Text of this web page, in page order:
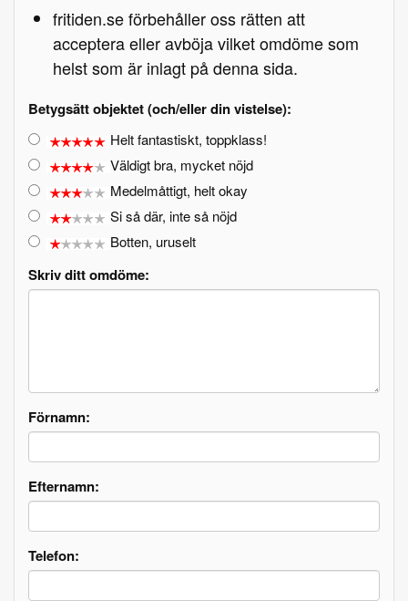
fritiden.se förbehåller oss rätten att
acceptera eller avböja vilket omdöme som
helst som är inlagt på denna sida.
Betygsätt objektet (och/eller din vistelse):
Helt fantastiskt, toppklass!
Väldigt bra, mycket nöjd
Medelmåttigt, helt okay
Si så där, inte så nöjd
Botten, uruselt
Skriv ditt omdöme:
Förnamn:
Efternamn:
Telefon: